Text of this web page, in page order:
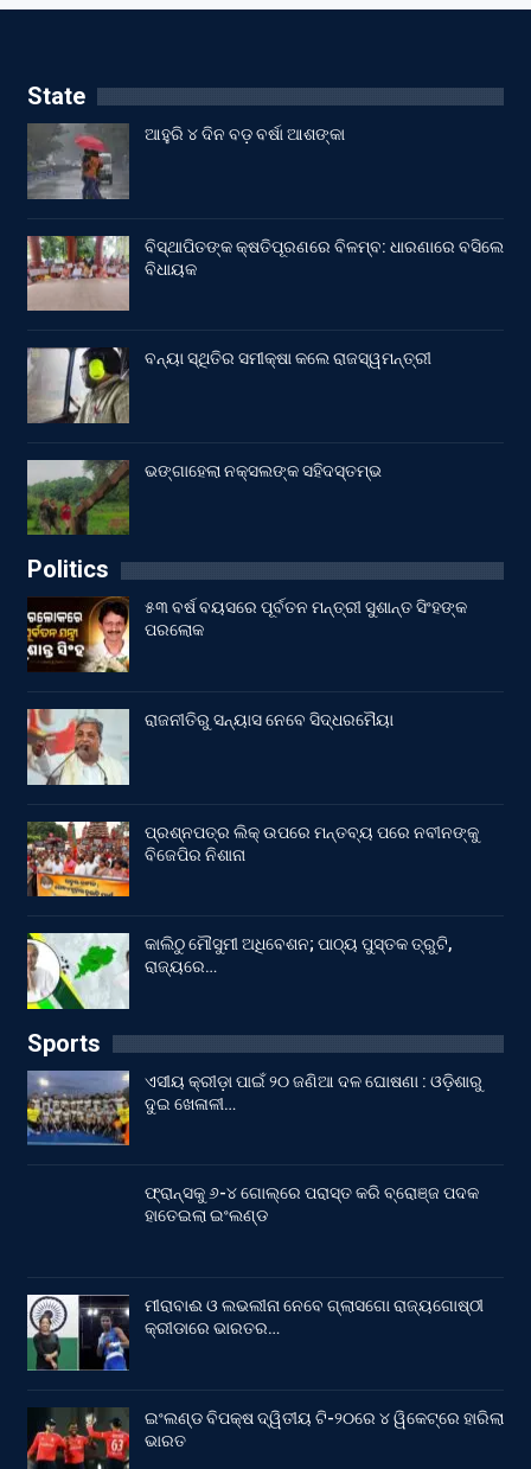
State
ଆହୁରି ୪ ଦିନ ବଡ଼ ବର୍ଷା ଆଶଙ୍କା
ବିସ୍ଥାପିତଙ୍କ କ୍ଷତିପୂରଣରେ ବିଳମ୍ବ: ଧାରଣାରେ ବସିଲେ
ବିଧାୟକ
ବନ୍ୟା ସ୍ଥିତିର ସମୀକ୍ଷା କଲେ ରାଜସ୍ୱମନ୍ତ୍ରୀ
ଭଙ୍ଗାହେଲା ନକ୍ସଲଙ୍କ ସହିଦସ୍ତମ୍ଭ
Politics
୫୩ ବର୍ଷ ବୟସରେ ପୂର୍ବତନ ମନ୍ତ୍ରୀ ସୁଶାନ୍ତ ସିଂହଙ୍କ
ପରଲୋକ
ରାଜନୀତିରୁ ସନ୍ୟାସ ନେବେ ସିଦ୍ଧରମୈୟା
ପ୍ରଶ୍ନପତ୍ର ଲିକ୍ ଉପରେ ମନ୍ତବ୍ୟ ପରେ ନବୀନଙ୍କୁ
ବିଜେପିର ନିଶାନା
କାଲିଠୁ ମୌସୁମୀ ଅଧିବେଶନ; ପାଠ୍ୟ ପୁସ୍ତକ ତ୍ରୁଟି,
ରାଜ୍ୟରେ…
Sports
ଏସୀୟ କ୍ରୀଡ଼ା ପାଇଁ ୨୦ ଜଣିଆ ଦଳ ଘୋଷଣା : ଓଡ଼ିଶାରୁ
ଦୁଇ ଖେଳାଳୀ…
ଫ୍ରାନ୍ସକୁ ୬-୪ ଗୋଲ୍‌ରେ ପରାସ୍ତ କରି ବ୍ରୋଞ୍ଜ ପଦକ
ହାତେଇଲା ଇଂଲଣ୍ଡ
ମୀରାବାଈ ଓ ଲଭଲୀନା ନେବେ ଗ୍ଲାସଗୋ ରାଜ୍ୟଗୋଷ୍ଠୀ
କ୍ରୀଡାରେ ଭାରତର…
ଇଂଲଣ୍ଡ ବିପକ୍ଷ ଦ୍ୱିତୀୟ ଟି-୨୦ରେ ୪ ୱିକେଟ୍‌ରେ ହାରିଲା
ଭାରତ